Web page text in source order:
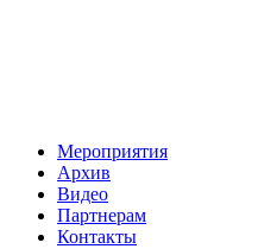
Мероприятия
Архив
Видео
Партнерам
Контакты